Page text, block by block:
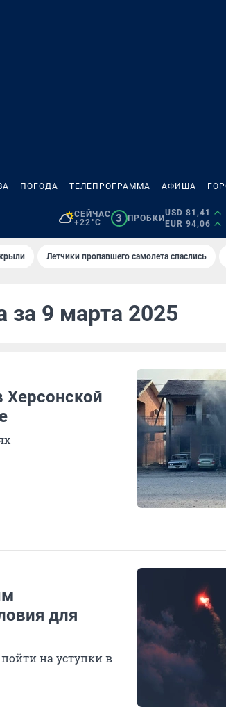
ПОГОДА ТЕЛЕПРОГРАММА АФИША
СЕЙЧАС
+22°C
3 ПРОБКИ
USD 81,41
EUR 94,06
Летчики пропавшего самолета спаслись
за 9 марта 2025
Херсонской
для
на уступки в